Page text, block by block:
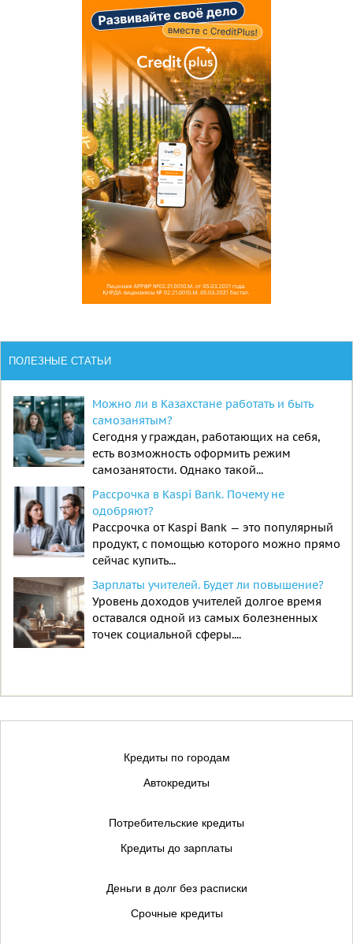
ПОЛЕЗНЫЕ СТАТЬИ
Можно ли в Казахстане работать и быть
самозанятым?
Сегодня у граждан, работающих на себя,
есть возможность оформить режим
самозанятости. Однако такой...
Рассрочка в Kaspi Bank. Почему не
одобряют?
Рассрочка от Kaspi Bank — это популярный
продукт, с помощью которого можно прямо
сейчас купить...
Зарплаты учителей. Будет ли повышение?
Уровень доходов учителей долгое время
оставался одной из самых болезненных
точек социальной сферы....
Кредиты по городам
Автокредиты
Потребительские кредиты
Кредиты до зарплаты
Деньги в долг без расписки
Срочные кредиты